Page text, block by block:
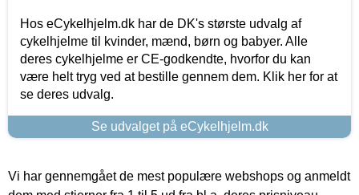
Hos eCykelhjelm.dk har de DK's største udvalg af
cykelhjelme til kvinder, mænd, børn og babyer. Alle
deres cykelhjelme er CE-godkendte, hvorfor du kan
være helt tryg ved at bestille gennem dem. Klik her for at
se deres udvalg.
Se udvalget på eCykelhjelm.dk
Vi har gennemgået de mest populære webshops og anmeldt